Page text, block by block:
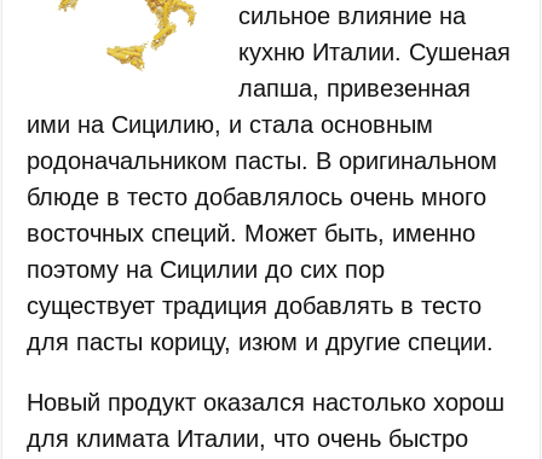
сильное влияние на
кухню Италии. Сушеная
лапша, привезенная
ими на Сицилию, и стала основным
родоначальником пасты. В оригинальном
блюде в тесто добавлялось очень много
восточных специй. Может быть, именно
поэтому на Сицилии до сих пор
существует традиция добавлять в тесто
для пасты корицу, изюм и другие специи.
Новый продукт оказался настолько хорош
для климата Италии, что очень быстро